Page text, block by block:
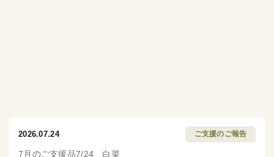
2026.07.24 ご支援のご報告
7月のご支援品7/24 白菜